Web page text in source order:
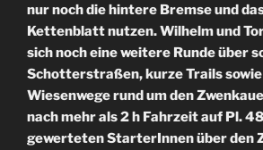
nur noch die hintere Bremse und
Kettenblatt nutzen. Wilhelm und
sich noch eine weitere Runde über
Schotterstraßen, kurze Trails sowie
Wiesenwege rund um den
nach mehr als 2 h Fahrzeit auf Pl.
gewerteten StarterInnen über den